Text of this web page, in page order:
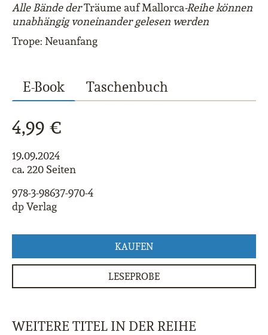
Alle Bände derTräume auf Mallorca-Reihe können
unabhängig voneinander gelesen werden
Trope: Neuanfang
E-Book Taschenbuch
4,99 €
19.09.2024
ca. 220 Seiten
978-3-98637-970-4
dp Verlag
KAUFEN
LESEPROBE
WEITERE TITEL IN DER REIHE